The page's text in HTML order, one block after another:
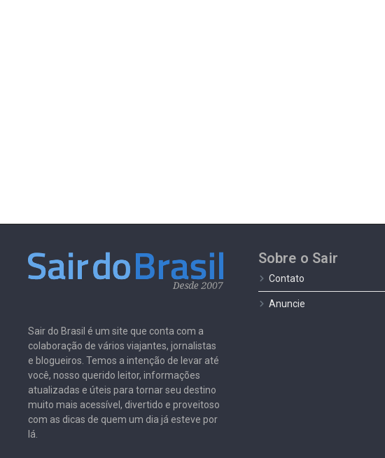
Sair do Brasil é um site que conta com a
colaboração de vários viajantes, jornalistas
e blogueiros. Temos a intenção de levar até
você, nosso querido leitor, informações
atualizadas e úteis para tornar seu destino
muito mais acessível, divertido e proveitoso
com as dicas de quem um dia já esteve por
lá.
Sobre o Sair
Contato
Anuncie